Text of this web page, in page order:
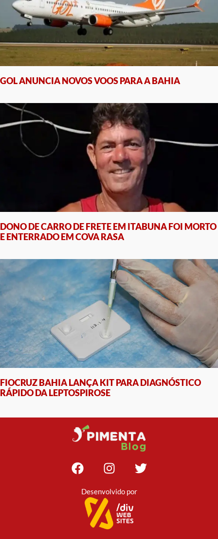
GOL ANUNCIA NOVOS VOOS PARA A BAHIA
DONO DE CARRO DE FRETE EM ITABUNA FOI MORTO
E ENTERRADO EM COVA RASA
FIOCRUZ BAHIA LANÇA KIT PARA DIAGNÓSTICO
RÁPIDO DA LEPTOSPIROSE
Desenvolvido por